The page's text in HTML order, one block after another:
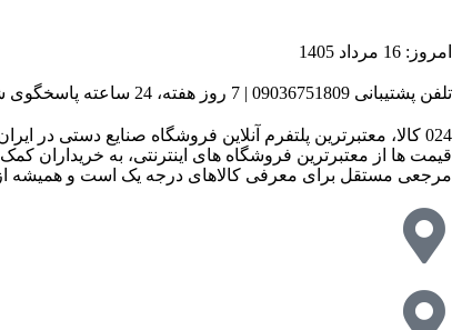
امروز: 16 مرداد 1405
تلفن پشتیبانی 09036751809 | 7 روز هفته، 24 ساعته پاسخگوی شما هستیم
مرجعی مستقل برای معرفی کالاهای درجه یک است و همیشه از